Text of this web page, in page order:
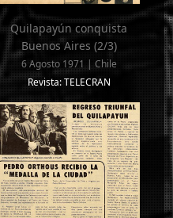
Quilapayún conquista
Buenos Aires (2/3)
6 Agosto 1971 | Chile
Revista: TELECRAN